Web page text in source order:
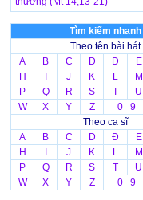
Tìm kiếm nhanh
Theo tên bài hát
A
B C D Đ E
H
J K L M
P
Q R S T U
W
X Y Z
0 9
Theo ca sĩ
A
B C D Đ E
H
J K L M
P
Q R S T U
W
X Y Z 0 9